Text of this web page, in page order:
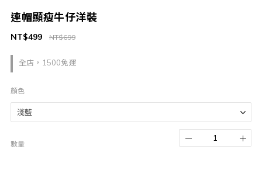
連帽顯瘦牛仔洋裝
全店，1500免運
NT$699
NT$499
顏色
數量